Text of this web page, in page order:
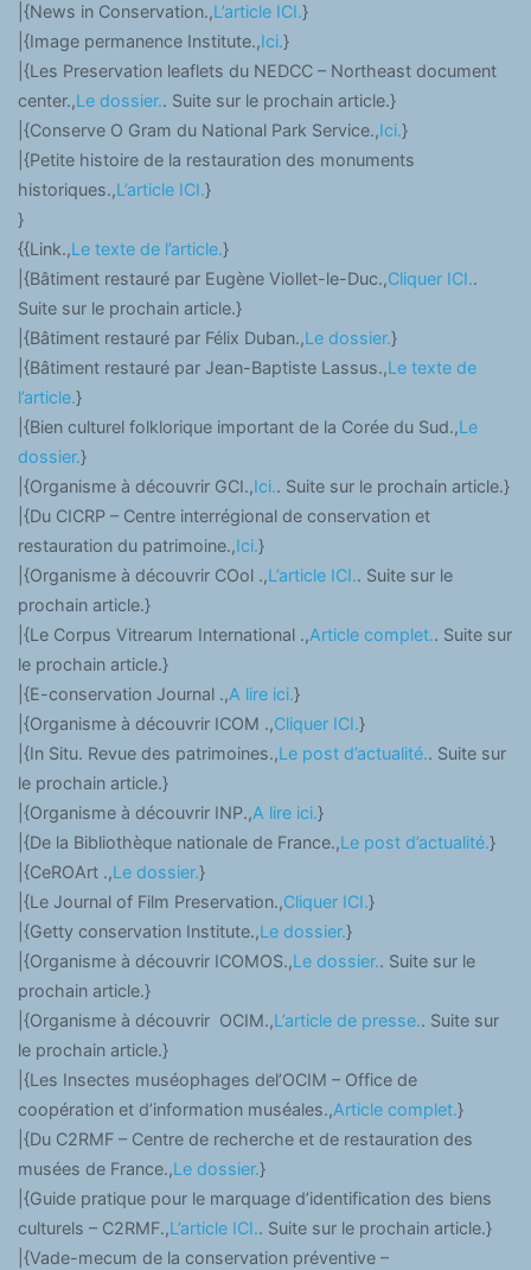
|{News in Conservation.,L’article ICI.}
|{Image permanence Institute.,Ici.}
|{Les Preservation leaflets du NEDCC – Northeast document
center.,Le dossier.. Suite sur le prochain article.}
|{Conserve O Gram du National Park Service.,Ici.}
|{Petite histoire de la restauration des monuments
historiques.,L’article ICI.}
}
{{Link.,Le texte de l’article.}
|{Bâtiment restauré par Eugène Viollet-le-Duc.,Cliquer ICI..
Suite sur le prochain article.}
|{Bâtiment restauré par Félix Duban.,Le dossier.}
|{Bâtiment restauré par Jean-Baptiste Lassus.,Le texte de
l’article.}
|{Bien culturel folklorique important de la Corée du Sud.,Le
dossier.}
|{Organisme à découvrir GCI.,Ici.. Suite sur le prochain article.}
|{Du CICRP – Centre interrégional de conservation et
restauration du patrimoine.,Ici.}
|{Organisme à découvrir COol .,L’article ICI.. Suite sur le
prochain article.}
|{Le Corpus Vitrearum International .,Article complet.. Suite sur
le prochain article.}
|{E-conservation Journal .,A lire ici.}
|{Organisme à découvrir ICOM .,Cliquer ICI.}
|{In Situ. Revue des patrimoines.,Le post d’actualité.. Suite sur
le prochain article.}
|{Organisme à découvrir INP.,A lire ici.}
|{De la Bibliothèque nationale de France.,Le post d’actualité.}
|{CeROArt .,Le dossier.}
|{Le Journal of Film Preservation.,Cliquer ICI.}
|{Getty conservation Institute.,Le dossier.}
|{Organisme à découvrir ICOMOS.,Le dossier.. Suite sur le
prochain article.}
|{Organisme à découvrir OCIM.,L’article de presse.. Suite sur
le prochain article.}
|{Les Insectes muséophages del’OCIM – Office de
coopération et d’information muséales.,Article complet.}
|{Du C2RMF – Centre de recherche et de restauration des
musées de France.,Le dossier.}
|{Guide pratique pour le marquage d’identification des biens
culturels – C2RMF.,L’article ICI.. Suite sur le prochain article.}
|{Vade-mecum de la conservation préventive –